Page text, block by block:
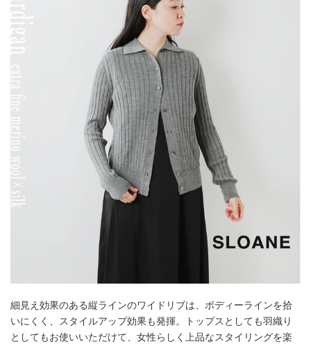
細見え効果のある縦ラインのワイドリブは、ボディーラインを拾
いにくく、スタイルアップ効果も発揮。トップスとしても羽織り
としてもお使いいただけて、女性らしく上品なスタイリングを楽